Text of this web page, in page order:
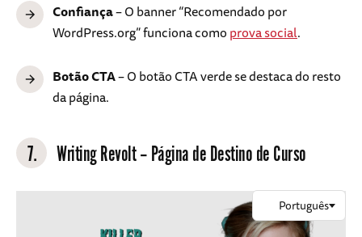
Confiança– O banner “Recomendado por
WordPress.org” funciona comoprova social.
Botão CTA– O botão CTA verde se destaca do resto
da página.
7. Writing Revolt – Página de Destino de Curso